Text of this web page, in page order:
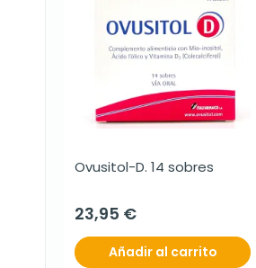
Ovusitol-D. 14 sobres
23,95 €
Añadir al carrito